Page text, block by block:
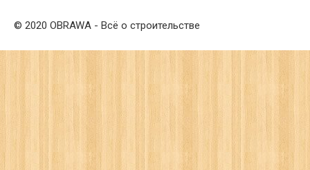
© 2020 OBRAWA - Всё о строительстве